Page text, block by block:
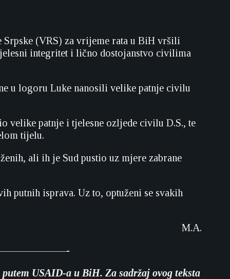
(VRS) za vrijeme rata u BiH vršili
integritet i lično dostojanstvo civilima
u logoru Luke nanosili velike patnje civilu
velike patnje i tjelesne ozljede civilu D.S., te
tijelu.
ali ih je Sud pustio uz mjere zabrane
putnih isprava. Uz to, optuženi se svakih
M.A.
USAID-a u BiH. Za sadržaj ovog teksta